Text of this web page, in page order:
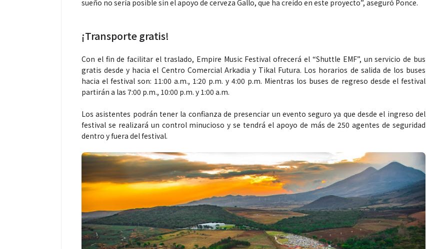
sueño no sería posible sin el apoyo de cerveza Gallo, que ha creído en este proyecto”, aseguró Ponce.
¡Transporte gratis!
Con el fin de facilitar el traslado, Empire Music Festival ofrecerá el “Shuttle EMF”, un servicio de bus
gratis desde y hacia el Centro Comercial Arkadia y Tikal Futura. Los horarios de salida de los buses
hacia el festival son: 11:00 a.m., 1:20 p.m. y 4:00 p.m. Mientras los buses de regreso desde el festival
partirán a las 7:00 p.m., 10:00 p.m. y 1:00 a.m.
Los asistentes podrán tener la confianza de presenciar un evento seguro ya que desde el ingreso del
festival se realizará un control minucioso y se tendrá el apoyo de más de 250 agentes de seguridad
dentro y fuera del festival.